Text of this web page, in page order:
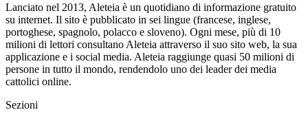
Lanciato nel 2013, Aleteia è un quotidiano di informazione gratuito
su internet. Il sito è pubblicato in sei lingue (francese, inglese,
portoghese, spagnolo, polacco e sloveno). Ogni mese, più di 10
milioni di lettori consultano Aleteia attraverso il suo sito web, la sua
applicazione e i social media. Aleteia raggiunge quasi 50 milioni di
persone in tutto il mondo, rendendolo uno dei leader dei media
cattolici online.
Sezioni